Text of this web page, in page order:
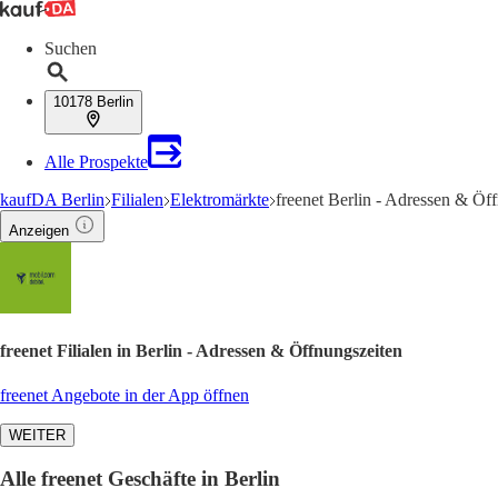
Suchen
10178 Berlin
Alle Prospekte
kaufDA Berlin Filialen Elektromärkte freenet Berlin - Adressen &
Anzeigen
freenet Filialen in Berlin - Adressen & Öffnungszeiten
freenet Angebote in der App öffnen
WEITER
Alle freenet Geschäfte in Berlin